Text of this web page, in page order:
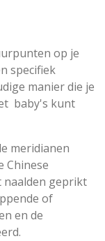
op je
specifiek
manier die je
baby's kunt
meridianen
Chinese
naalden geprikt
of
en de